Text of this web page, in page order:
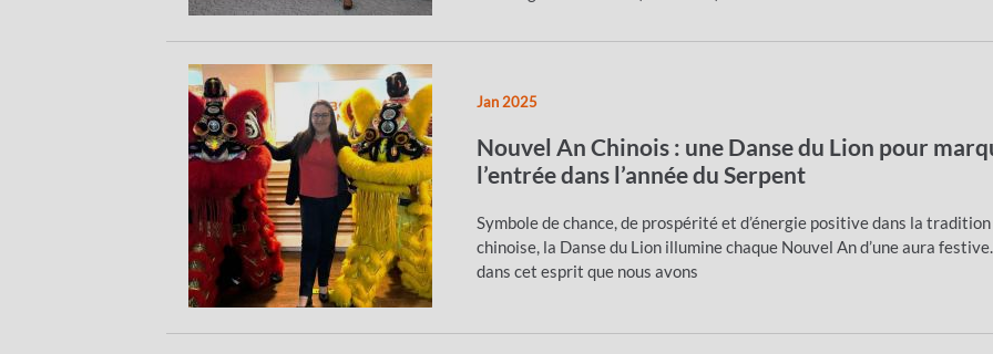
Jan 2025
Nouvel An Chinois : une Danse du Lion pour
l’entrée dans l’année du Serpent
Symbole de chance, de prospérité et d’énergie positive dans la tradition
chinoise, la Danse du Lion illumine chaque Nouvel An d’une aura festive.
dans cet esprit que nous avons